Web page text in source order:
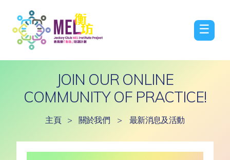
☰
JOIN OUR ONLINE
COMMUNITY OF PRACTICE!
主頁 > 關於我們 > 最新消息及活動